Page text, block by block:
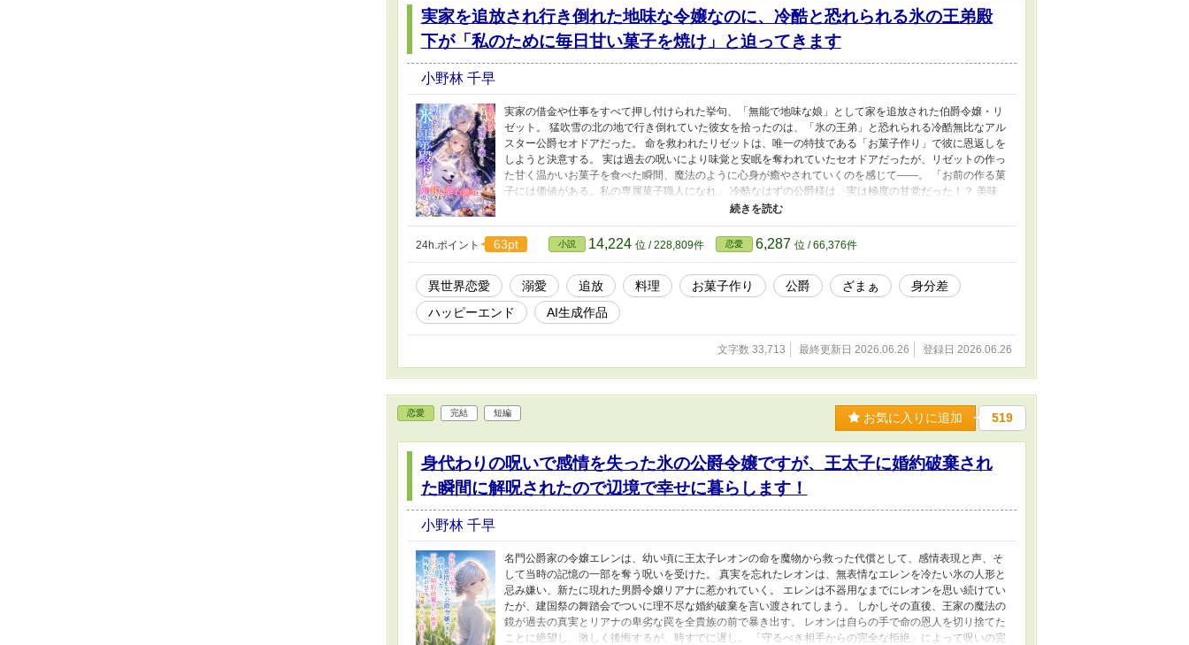
実家を追放され行き倒れた地味な令嬢なのに、冷酷と恐れられる氷の王弟殿
下が「私のために毎日甘い菓子を焼け」と迫ってきます
小野林 千早
実家の借金や仕事をすべて押し付けられた挙句、「無能で地味な娘」として家を追放された伯爵令嬢・リ
ゼット。 猛吹雪の北の地で行き倒れていた彼女を拾ったのは、「氷の王弟」と恐れられる冷酷無比なアル
スター公爵セオドアだった。 命を救われたリゼットは、唯一の特技である「お菓子作り」で彼に恩返しを
しようと決意する。 実は過去の呪いにより味覚と安眠を奪われていたセオドアだったが、リゼットの作っ
た甘く温かいお菓子を食べた瞬間、魔法のように心身が癒やされていくのを感じて——。 「お前の作る菓
子には価値がある。私の専属菓子職人になれ」 冷酷なはずの公爵様は、実は極度の甘党だった！？ 美味
しいスイーツを通して、凍りついていた二人の心が少しずつ溶け合い、やがて極甘の溺愛ライフへと変わ
っていく。 すべてを奪われた地味な令嬢が、最高の幸せを掴むまでの甘く温かいシンデレラストーリー！
24h.ポイント
63pt 小説 14,224 位 / 228,809件 恋愛 6,287 位 / 66,376件
異世界恋愛 溺愛 追放 料理 お菓子作り 公爵 ざまぁ
身分差
ハッピーエンド
AI生成作品
文字数 33,713 最終更新日 2026.06.26 登録日 2026.06.26
恋愛 完結 短編 お気に入りに追加 519
身代わりの呪いで感情を失った氷の公爵令嬢ですが、王太子に婚約破棄され
た瞬間に解呪されたので辺境で幸せに暮らします！
小野林 千早
名門公爵家の令嬢エレンは、幼い頃に王太子レオンの命を魔物から救った代償として、感情表現と声、そ
して当時の記憶の一部を奪う呪いを受けた。 真実を忘れたレオンは、無表情なエレンを冷たい氷の人形と
忌み嫌い、新たに現れた男爵令嬢リアナに惹かれていく。 エレンは不器用なまでにレオンを思い続けてい
たが、建国祭の舞踏会でついに理不尽な婚約破棄を言い渡されてしまう。 しかしその直後、王家の魔法の
鏡が過去の真実とリアナの卑劣な罠を全貴族の前で暴き出す。 レオンは自らの手で命の恩人を切り捨てた
ことに絶望し、激しく後悔するが、時すでに遅し。 「守るべき相手からの完全な拒絶」によって呪いの完